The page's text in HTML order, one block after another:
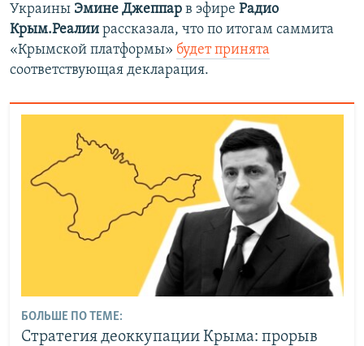
Украины Эмине Джеппар в эфире Радио
Крым.Реалии рассказала, что по итогам саммита
«Крымской платформы» будет принята
соответствующая декларация.
БОЛЬШЕ ПО ТЕМЕ:
Стратегия деоккупации Крыма: прорыв